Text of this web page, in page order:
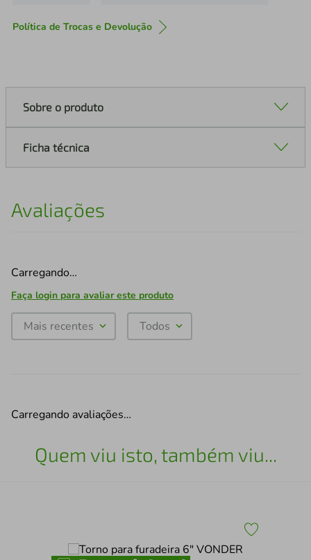
Política de Trocas e Devolução
Sobre o produto
Ficha técnica
Avaliações
Carregando…
Faça login para avaliar este produto
Mais recentes Todos
Carregando avaliações…
Quem viu isto, também viu...